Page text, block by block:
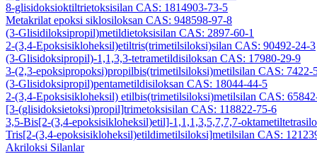
8-glisidoksioktiltrietoksisilan CAS: 1814903-73-5
Metakrilat epoksi siklosiloksan CAS: 948598-97-8
(3-Glisidiloksipropil)metildietoksisilan CAS: 2897-60-1
2-(3,4-Epoksisikloheksil)etiltris(trimetilsiloksi)silan CAS: 90492-24-3
(3-Glisidoksipropil)-1,1,3,3-tetrametildisiloksan CAS: 17980-29-9
3-(2,3-epoksipropoksi)propilbis(trimetilsiloksi)metilsilan CAS: 7422-
(3-Glisidoksipropil)pentametildisiloksan CAS: 18044-44-5
2-(3,4-Epoksisikloheksil) etilbis(trimetilsiloksi)metilsilan CAS:
[3-(glisidoksietoksi)propil]trimetoksisilan CAS: 118822-75-6
3,5-Bis[2-(3,4-epoksisikloheksil)etil]-1,1,1,3,5,7,7,7-
Tris[2-(3,4-epoksisikloheksil)etildimetilsiloksi]metilsilan CAS:
Akriloksi Silanlar